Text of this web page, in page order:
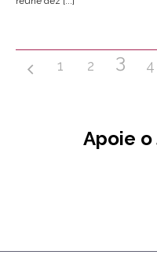
1 2 3 4
Apoie o